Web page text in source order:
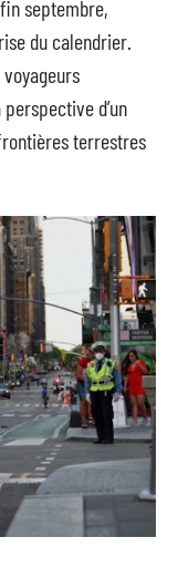
septembre,
du calendrier.
d’un
terrestres